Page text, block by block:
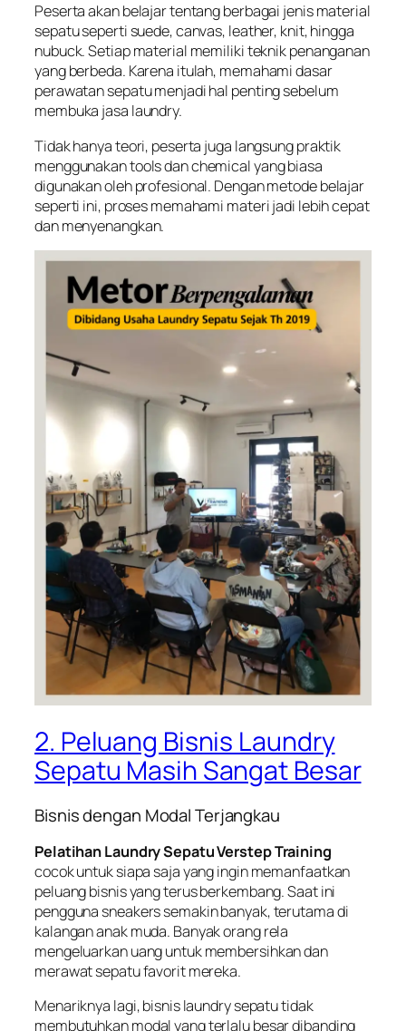
Peserta akan belajar tentang berbagai jenis material
sepatu seperti suede, canvas, leather, knit, hingga
nubuck. Setiap material memiliki teknik penanganan
yang berbeda. Karena itulah, memahami dasar
perawatan sepatu menjadi hal penting sebelum
membuka jasa laundry.
Tidak hanya teori, peserta juga langsung praktik
menggunakan tools dan chemical yang biasa
digunakan oleh profesional. Dengan metode belajar
seperti ini, proses memahami materi jadi lebih cepat
dan menyenangkan.
2. Peluang Bisnis Laundry
Sepatu Masih Sangat Besar
Bisnis dengan Modal Terjangkau
Pelatihan Laundry Sepatu Verstep Training
cocok untuk siapa saja yang ingin memanfaatkan
peluang bisnis yang terus berkembang. Saat ini
pengguna sneakers semakin banyak, terutama di
kalangan anak muda. Banyak orang rela
mengeluarkan uang untuk membersihkan dan
merawat sepatu favorit mereka.
Menariknya lagi, bisnis laundry sepatu tidak
membutuhkan modal yang terlalu besar dibanding